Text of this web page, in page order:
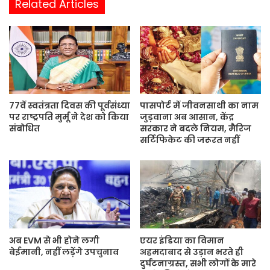
i
t
e
Related Articles
77वें स्वतंत्रता दिवस की पूर्वसंध्या
पर राष्ट्रपति मुर्मू ने देश को किया
संबोधित
पासपोर्ट में जीवनसाथी का नाम
जुड़वाना अब आसान, केंद्र
सरकार ने बदले नियम, मैरिज
सर्टिफिकेट की जरूरत नहीं
अब EVM से भी होने लगी
बेईमानी, नहीं लड़ेंगे उपचुनाव
एयर इंडिया का विमान
अहमदाबाद से उड़ान भरते ही
दुर्घटनाग्रस्त, सभी लोगों के मारे